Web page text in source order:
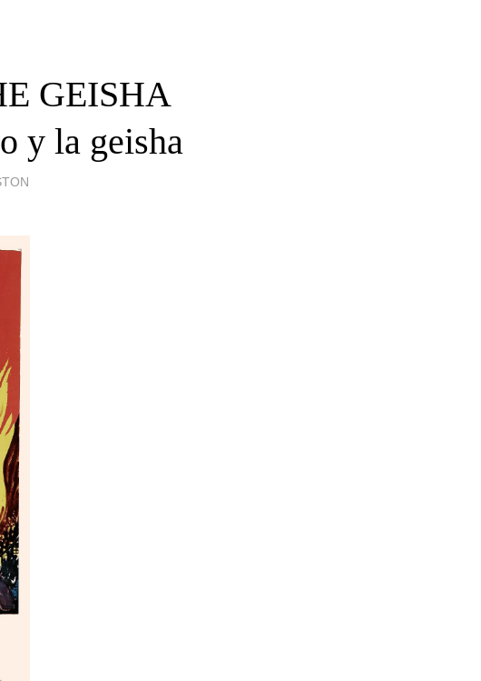
GEISHA
y la geisha